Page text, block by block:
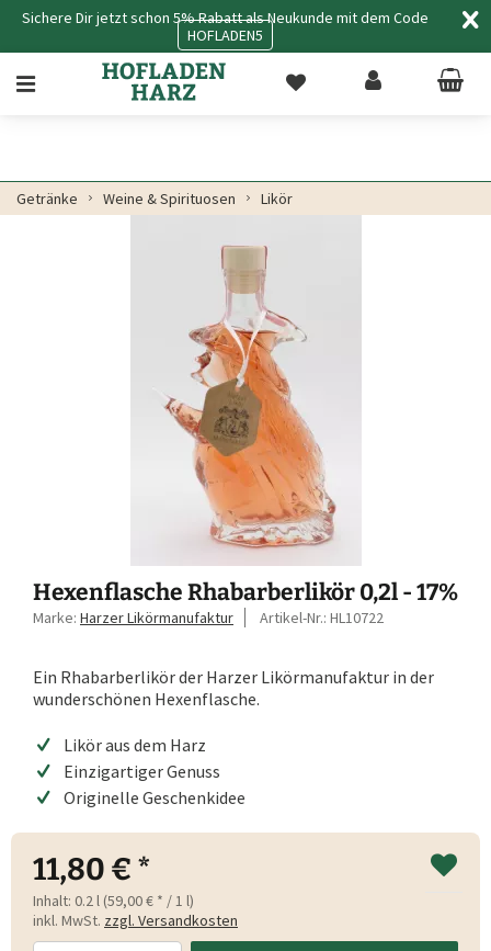
Sichere Dir jetzt schon 5% Rabatt als Neukunde mit dem Code
HOFLADEN5
Getränke Weine & Spirituosen Likör
Hexenflasche Rhabarberlikör 0,2l - 17%
Marke: Harzer Likörmanufaktur Artikel-Nr.: HL10722
Ein Rhabarberlikör der Harzer Likörmanufaktur in der
wunderschönen Hexenflasche.
Likör aus dem Harz
Einzigartiger Genuss
Originelle Geschenkidee
11,80 € *
Inhalt: 0.2 l (59,00 € * / 1 l)
inkl. MwSt. zzgl. Versandkosten